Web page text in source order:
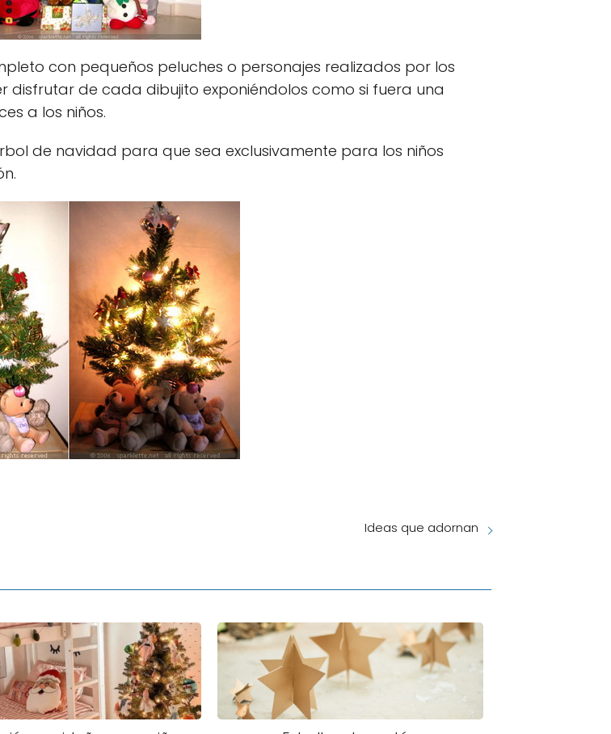
con pequeños peluches o personajes realizados por los
disfrutar de cada dibujito exponiéndolos como si fuera una
a los niños.
de navidad para que sea exclusivamente para los niños
Ideas que adornan